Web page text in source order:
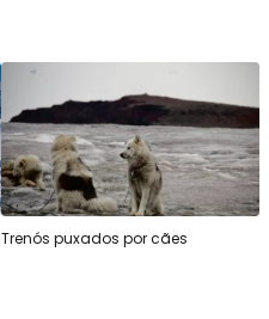
Trenós puxados por cães